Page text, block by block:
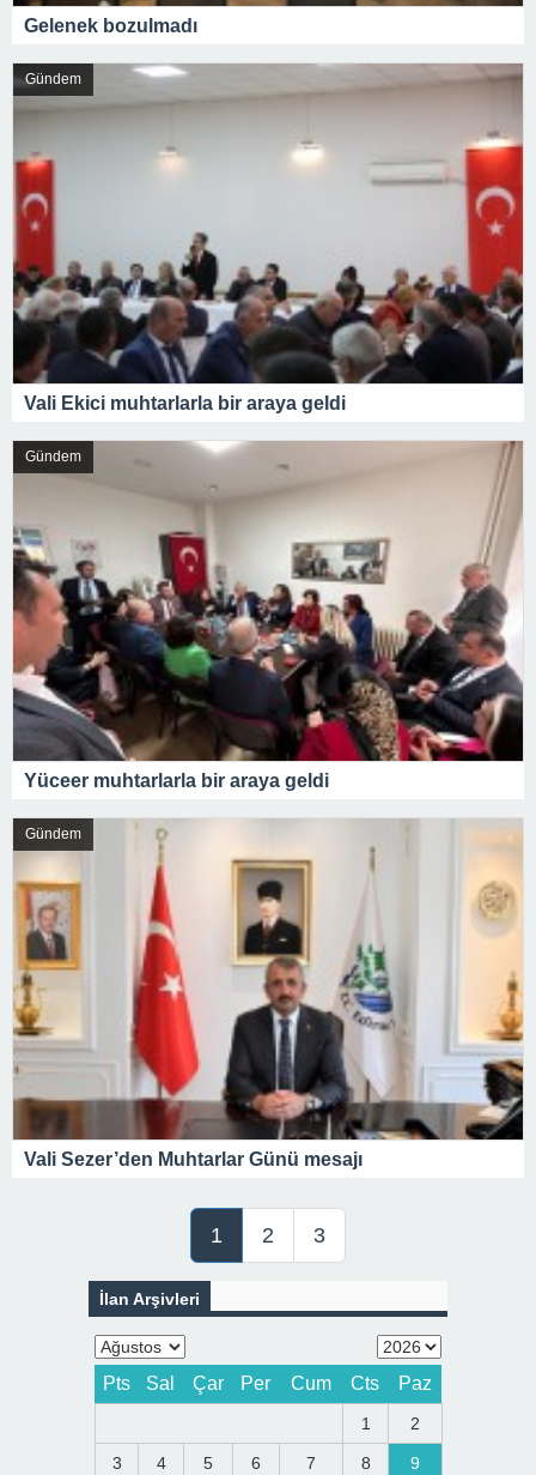
Gelenek bozulmadı
Gündem
Vali Ekici muhtarlarla bir araya geldi
Gündem
Yüceer muhtarlarla bir araya geldi
Gündem
Vali Sezer’den Muhtarlar Günü mesajı
1 2 3
İlan Arşivleri
Pts Sal Çar Per Cum Cts Paz
1 2
3 4 5 6 7 8 9